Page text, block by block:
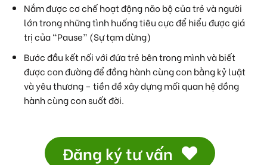
Nắm được cơ chế hoạt động não bộ của trẻ và người
lớn trong những tình huống tiêu cực để hiểu được giá
trị của “Pause” (Sự tạm dừng)
Bước đầu kết nối với đứa trẻ bên trong mình và biết
được con đường để đồng hành cùng con bằng kỷ luật
và yêu thương – tiền đề xây dựng mối quan hệ đồng
hành cùng con suốt đời.
Đăng ký tư vấn